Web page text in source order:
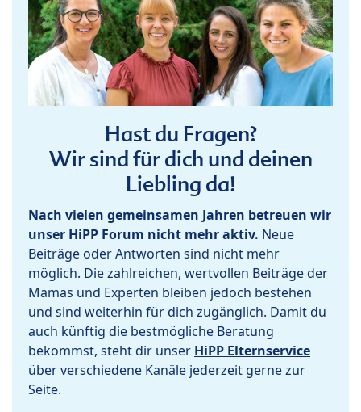
Hast du Fragen?
Wir sind für dich und deinen
Liebling da!
Nach vielen gemeinsamen Jahren betreuen wir
unser HiPP Forum nicht mehr aktiv. Neue
Beiträge oder Antworten sind nicht mehr
möglich. Die zahlreichen, wertvollen Beiträge der
Mamas und Experten bleiben jedoch bestehen
und sind weiterhin für dich zugänglich. Damit du
auch künftig die bestmögliche Beratung
bekommst, steht dir unser HiPP Elternservice
über verschiedene Kanäle jederzeit gerne zur
Seite.